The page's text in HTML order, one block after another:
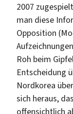
2007
man diese
Opposition
Roh beim
Entscheidung
Nordkorea
sich heraus,
offensichtlich